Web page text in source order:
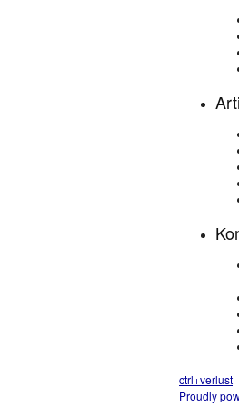
ctrl+verlust
Proudly